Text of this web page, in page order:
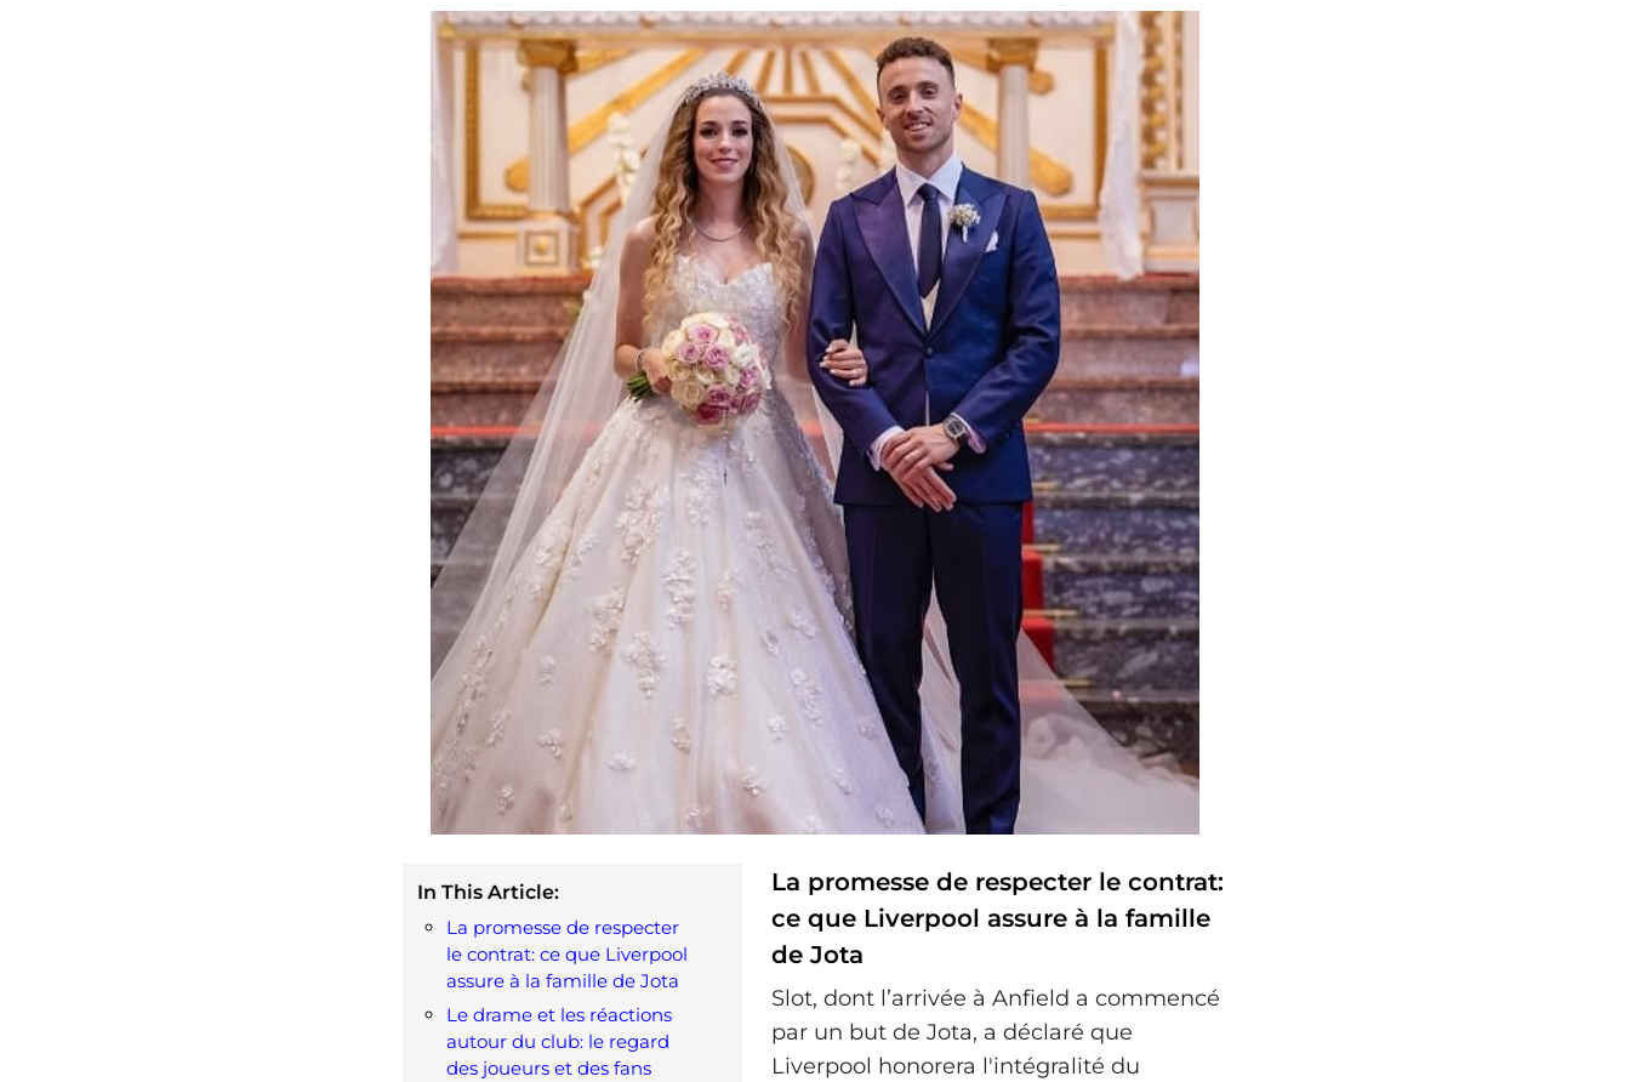
In This Article:
La promesse de respecter
le contrat: ce que Liverpool
assure à la famille de Jota
Le drame et les réactions
autour du club: le regard
des joueurs et des fans
La promesse de respecter le contrat:
ce que Liverpool assure à la famille
de Jota
Slot, dont l’arrivée à Anfield a commencé
par un but de Jota, a déclaré que
Liverpool honorera l'intégralité du